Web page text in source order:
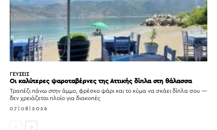
ΓΕΥΣΕΙΣ
Οι καλύτερες ψαροταβέρνες της Αττικής δίπλα στη θάλασσα
Τραπέζι πάνω στην άμμο, φρέσκο ψάρι και το κύμα να σκάει δίπλα σου —
δεν χρειάζεται πλοίο για διακοπές
07|08|2026